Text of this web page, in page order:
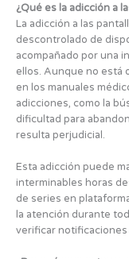
¿Qué es la adicción a
La adicción a las
descontrolado de
acompañado por una
ellos. Aunque no está
en los manuales
adicciones, como la
dificultad para
resulta perjudicial.
Esta adicción puede
interminables horas
de series en
la atención durante
verificar